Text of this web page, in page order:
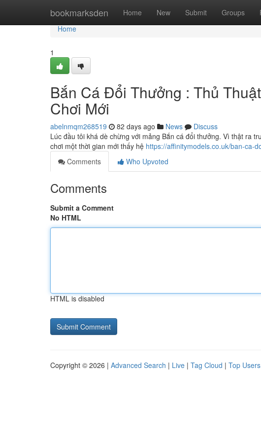
bookmarksden Home New Submit Groups
Home
Home
1
Bắn Cá Đổi Thưởng : Thủ
Chơi Mới
abelnmqm268519 82 days ago News
Discuss
Lúc đầu tôi khá dè chừng với mảng Bắn cá đổi thưởng. Vì thật ra
chơi một thời gian mới thấy hệ https://affinitymodels.co.uk/ban-ca-
Comments
Who Upvoted
Comments
Submit a Comment
No HTML
HTML is disabled
Copyright © 2026 | Advanced Search | Live | Tag Cloud | Top Users